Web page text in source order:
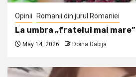
Opinii Romanii din jurul Romaniei
La umbra „fratelui mai mare”
May 14, 2026 Doina Dabija